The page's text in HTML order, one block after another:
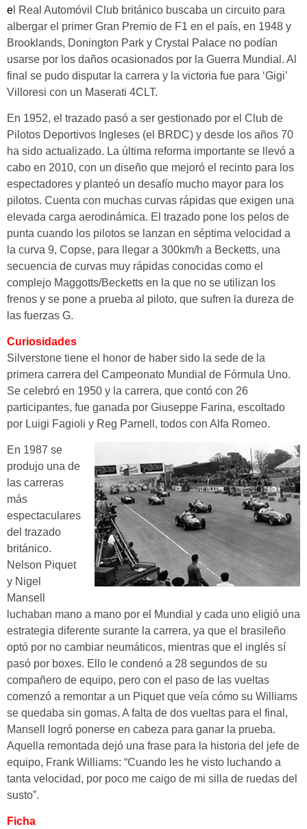
e l Real Automóvil Club británico buscaba un circuito para
albergar el primer Gran Premio de F1 en el país, en 1948 y
Brooklands, Donington Park y Crystal Palace no podían
usarse por los daños ocasionados por la Guerra Mundial. Al
final se pudo disputar la carrera y la victoria fue para ‘Gigi’
Villoresi con un Maserati 4CLT.
En 1952, el trazado pasó a ser gestionado por el Club de
Pilotos Deportivos Ingleses (el BRDC) y desde los años 70
ha sido actualizado. La última reforma importante se llevó a
cabo en 2010, con un diseño que mejoró el recinto para los
espectadores y planteó un desafío mucho mayor para los
pilotos. Cuenta con muchas curvas rápidas que exigen una
elevada carga aerodinámica. El trazado pone los pelos de
punta cuando los pilotos se lanzan en séptima velocidad a
la curva 9, Copse, para llegar a 300km/h a Becketts, una
secuencia de curvas muy rápidas conocidas como el
complejo Maggotts/Becketts en la que no se utilizan los
frenos y se pone a prueba al piloto, que sufren la dureza de
las fuerzas G.
Curiosidades
Silverstone tiene el honor de haber sido la sede de la
primera carrera del Campeonato Mundial de Fórmula Uno.
Se celebró en 1950 y la carrera, que contó con 26
participantes, fue ganada por Giuseppe Farina, escoltado
por Luigi Fagioli y Reg Parnell, todos con Alfa Romeo.
En 1987 se
produjo una de
las carreras
más
espectaculares
del trazado
británico.
Nelson Piquet
y Nigel
Mansell
luchaban mano a mano por el Mundial y cada uno eligió una
estrategia diferente surante la carrera, ya que el brasileño
optó por no cambiar neumáticos, mientras que el inglés sí
pasó por boxes. Ello le condenó a 28 segundos de su
compañero de equipo, pero con el paso de las vueltas
comenzó a remontar a un Piquet que veía cómo su Williams
se quedaba sin gomas. A falta de dos vueltas para el final,
Mansell logró ponerse en cabeza para ganar la prueba.
Aquella remontada dejó una frase para la historia del jefe de
equipo, Frank Williams: “Cuando les he visto luchando a
tanta velocidad, por poco me caigo de mi silla de ruedas del
susto”.
Ficha